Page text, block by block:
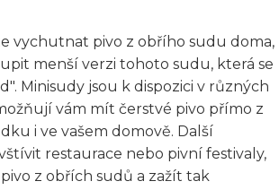
vychutnat pivo z obřího sudu doma,
menší verzi tohoto sudu, která se
Minisudy jsou k dispozici v různých
vám mít čerstvé pivo přímo z
i ve vašem domově. Další
restaurace nebo pivní festivaly,
z obřích sudů a zažít tak